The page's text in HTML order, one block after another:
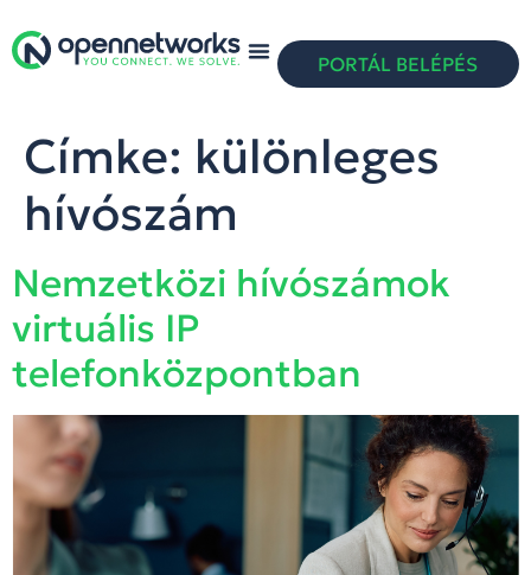
PORTÁL BELÉPÉS
Címke: különleges
hívószám
Nemzetközi hívószámok
virtuális IP
telefonközpontban